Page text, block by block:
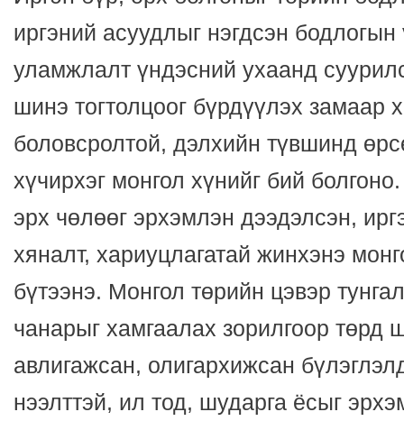
иргэний асуудлыг нэгдсэн
уламжлалт үндэсний ухаанд
шинэ тогтолцоог бүрдүүлэх замаар
боловсролтой, дэлхийн түвшинд
хүчирхэг монгол хүнийг бий
эрх чөлөөг эрхэмлэн дээдэлсэн,
хяналт, хариуцлагатай жинхэнэ
бүтээнэ. Монгол төрийн цэвэр
чанарыг хамгаалах зорилгоор төрд
авлигажсан, олигархижсан
нээлттэй, ил тод, шударга ёсыг